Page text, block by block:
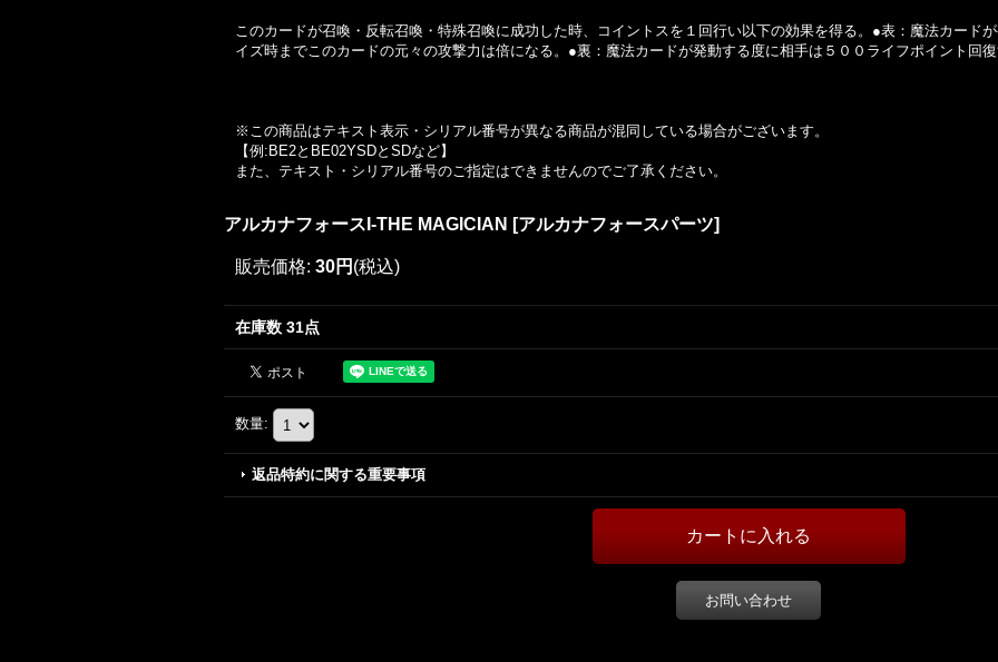
このカードが召喚・反転召喚・特殊召喚に成功した時、コイントスを１回行い以下の効果を得る。●表：魔法カード
イズ時までこのカードの元々の攻撃力は倍になる。●裏：魔法カードが発動する度に相手は５００ライフポイント回復
※この商品はテキスト表示・シリアル番号が異なる商品が混同している場合がございます。
【例:BE2とBE02YSDとSDなど】
また、テキスト・シリアル番号のご指定はできませんのでご了承ください。
アルカナフォースI-THE MAGICIAN [アルカナフォースパーツ]
販売価格: 30円 (税込)
在庫数 31点
数量:
返品特約に関する重要事項
お問い合わせ